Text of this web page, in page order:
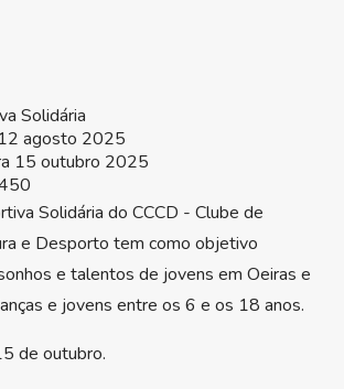
Solidária
agosto 2025
15 outubro 2025
Solidária do CCCD - Clube de
e Desporto tem como objetivo
e talentos de jovens em Oeiras e
e jovens entre os 6 e os 18 anos.
de outubro.